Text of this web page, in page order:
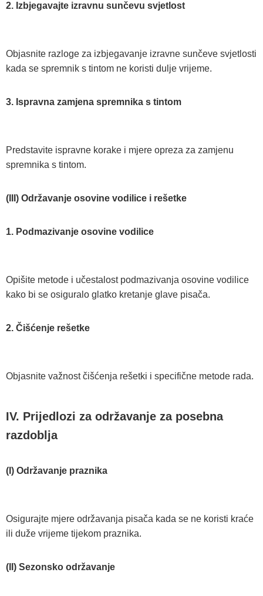
2. Izbjegavajte izravnu sunčevu svjetlost
Objasnite razloge za izbjegavanje izravne sunčeve svjetlosti
kada se spremnik s tintom ne koristi dulje vrijeme.
3. Ispravna zamjena spremnika s tintom
Predstavite ispravne korake i mjere opreza za zamjenu
spremnika s tintom.
(III) Održavanje osovine vodilice i rešetke
1. Podmazivanje osovine vodilice
Opišite metode i učestalost podmazivanja osovine vodilice
kako bi se osiguralo glatko kretanje glave pisača.
2. Čišćenje rešetke
Objasnite važnost čišćenja rešetki i specifične metode rada.
IV. Prijedlozi za održavanje za posebna
razdoblja
(I) Održavanje praznika
Osigurajte mjere održavanja pisača kada se ne koristi kraće
ili duže vrijeme tijekom praznika.
(II) Sezonsko održavanje